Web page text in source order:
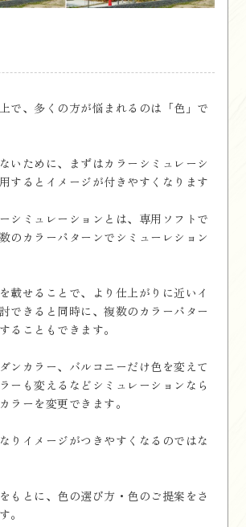
で、多くの方が悩まれるのは「色」で
いために、まずはカラーシミュレーシ
するとイメージが付きやすくなります
シミュレーションとは、専用ソフトで
のカラーパターンでシミューレション
載せることで、より仕上がりに近いイ
できると同時に、複数のカラーパター
ることもできます。
ンカラー、バルコニーだけ色を変えて
ーも変えるなどシミュレーションなら
ラーを変更できます。
りイメージがつきやすくなるのではな
もとに、色の選び方・色のご提案をさ
。